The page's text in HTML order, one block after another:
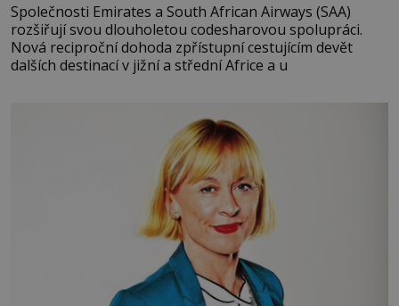
Společnosti Emirates a South African Airways (SAA)
rozšiřují svou dlouholetou codesharovou spolupráci.
Nová reciproční dohoda zpřístupní cestujícím devět
dalších destinací v jižní a střední Africe a u